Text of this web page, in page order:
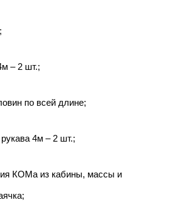
– 2 шт.;
по всей длине;
4м – 2 шт.;
КОМа из кабины, массы и